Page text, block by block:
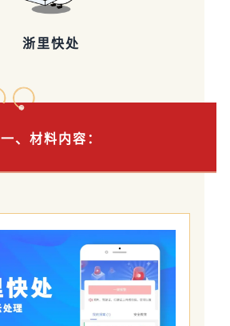
浙里快处
一、材料内容：